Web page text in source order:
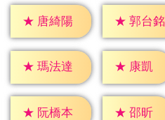
★ 唐綺陽 ★ 郭台銘
★ 瑪法達 ★ 康凱
★ 阮橋本 ★ 邵昕